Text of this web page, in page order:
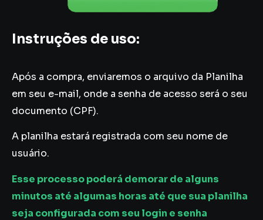
Instruções de uso:
Após a compra, enviaremos o arquivo da Planilha
em seu e-mail, onde a senha de acesso será o seu
documento (CPF).
A planilha estará registrada com seu nome de
usuário.
Esse processo poderá demorar de alguns
minutos até algumas horas até que sua planilha
seja configurada com seu login e senha